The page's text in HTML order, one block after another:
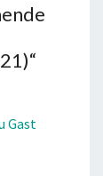
“
Gast